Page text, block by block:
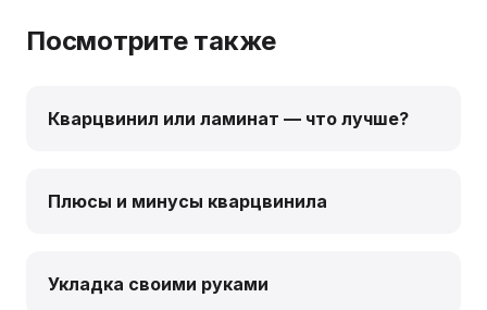
Посмотрите также
Кварцвинил или ламинат — что лучше?
Плюсы и минусы кварцвинила
Укладка своими руками